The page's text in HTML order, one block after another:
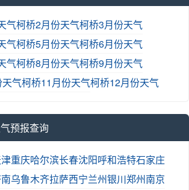
气柯桥2月份天气柯桥3月份天气
气柯桥5月份天气柯桥6月份天气
气柯桥8月份天气柯桥9月份天气
气柯桥11月份天气柯桥12月份天气
预报查询
重庆哈尔滨长春沈阳呼和浩特石家庄
乌鲁木齐拉萨西宁兰州银川郑州南京